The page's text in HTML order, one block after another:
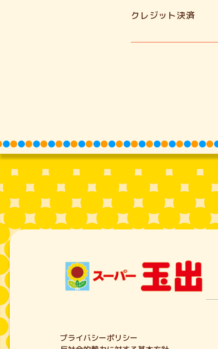
クレジット決済
プライバシーポリシー